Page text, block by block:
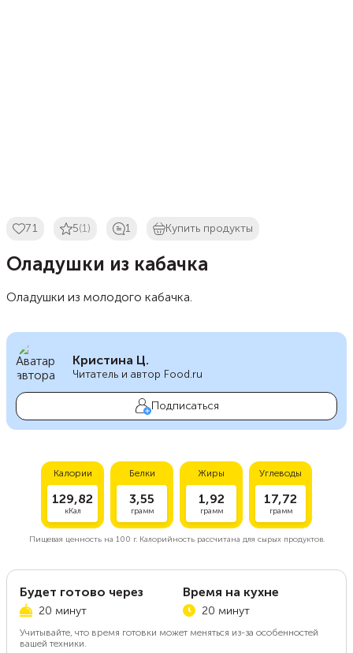
71 5(1) 1 Купить продукты
Оладушки из кабачка
Оладушки из молодого кабачка.
Кристина Ц.
Читатель и автор Food.ru
Подписаться
Калории
129,82
кКал
Белки
3,55
грамм
Жиры
1,92
грамм
Углеводы
17,72
грамм
Пищевая ценность на 100 г.Калорийность рассчитана для сырых продуктов.
Будет готово через
20 минут
Время на кухне
20 минут
Учитывайте, что время готовки может меняться из-за особенностей
вашей техники.